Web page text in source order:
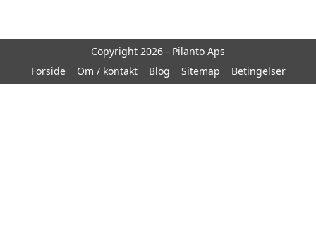
Copyright 2026 - Pilanto Aps
Forside
Om / kontakt Blog Sitemap Betingelser